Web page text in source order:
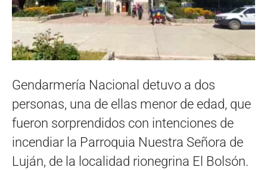
Gendarmería Nacional detuvo a dos
personas, una de ellas menor de edad, que
fueron sorprendidos con intenciones de
incendiar la Parroquia Nuestra Señora de
Luján, de la localidad rionegrina El Bolsón.